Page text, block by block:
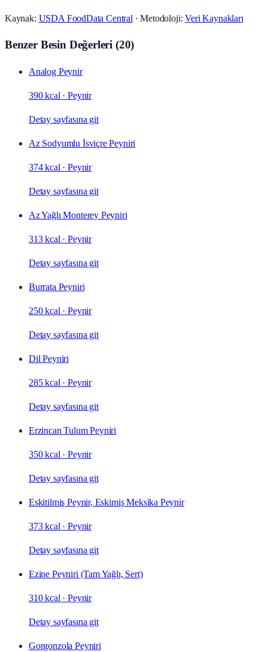
Kaynak: USDA FoodData Central · Metodoloji:Veri Kaynakları
Benzer Besin Değerleri (20)
Analog Peynir
390 kcal ·Peynir
Detay sayfasına git
Az Sodyumlu İsviçre Peyniri
374 kcal ·Peynir
Detay sayfasına git
Az Yağlı Monterey Peyniri
313 kcal ·Peynir
Detay sayfasına git
Burrata Peyniri
250 kcal ·Peynir
Detay sayfasına git
Dil Peyniri
285 kcal ·Peynir
Detay sayfasına git
Erzincan Tulum Peyniri
350 kcal ·Peynir
Detay sayfasına git
Eskitilmiş Peynir, Eskimiş Meksika Peynir
373 kcal ·Peynir
Detay sayfasına git
Ezine Peyniri (Tam Yağlı, Sert)
310 kcal ·Peynir
Detay sayfasına git
Gorgonzola Peyniri